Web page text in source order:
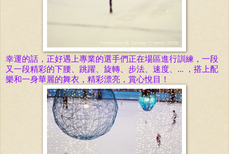
幸運的話，正好遇上專業的選手們正在場區進行訓練， 一段
又一段精彩的下腰、跳躍、旋轉、步法、速度、... ， 搭上配
樂和一身華麗的舞衣，精彩漂亮，賞心悅目！